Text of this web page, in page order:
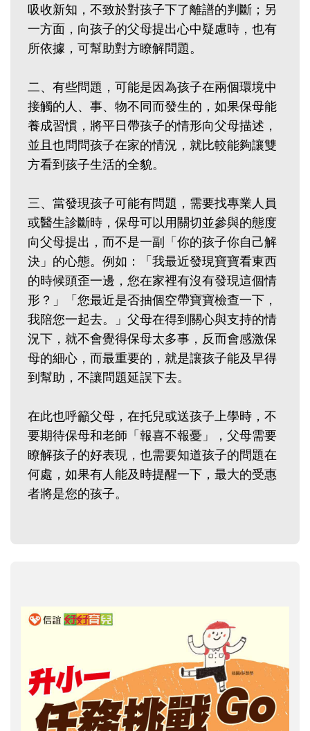
吸收新知，不致於對孩子下了離譜的判斷；另
一方面，向孩子的父母提出心中疑慮時，也有
所依據，可幫助對方瞭解問題。
二、有些問題，可能是因為孩子在兩個環境中
接觸的人、事、物不同而發生的，如果保母能
養成習慣，將平日帶孩子的情形向父母描述，
並且也問問孩子在家的情況，就比較能夠讓雙
方看到孩子生活的全貌。
三、當發現孩子可能有問題，需要找專業人員
或醫生診斷時，保母可以用關切並參與的態度
向父母提出，而不是一副「你的孩子你自己解
決」的心態。例如：「我最近發現寶寶看東西
的時候頭歪一邊，您在家裡有沒有發現這個情
形？」「您最近是否抽個空帶寶寶檢查一下，
我陪您一起去。」父母在得到關心與支持的情
況下，就不會覺得保母太多事，反而會感激保
母的細心，而最重要的，就是讓孩子能及早得
到幫助，不讓問題延誤下去。
在此也呼籲父母，在托兒或送孩子上學時，不
要期待保母和老師「報喜不報憂」，父母需要
瞭解孩子的好表現，也需要知道孩子的問題在
何處，如果有人能及時提醒一下，最大的受惠
者將是您的孩子。